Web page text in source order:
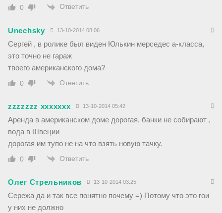
0 Ответить
Unechsky 13-10-2014 08:06
Сергей , в ролике был виден Юлькин мерседес а-класса,
это точно не гараж
твоего американского дома?
0 Ответить
zzzzzzz xxxxxxx 13-10-2014 05:42
Аренда в американском доме дорогая, банки не собирают ,
вода в Швеции
дорогая им тупо не на что взять новую тачку.
0 Ответить
Олег Стрельников 13-10-2014 03:25
Сережа да и так все понятно почему =) Потому что это гои
у них не должно